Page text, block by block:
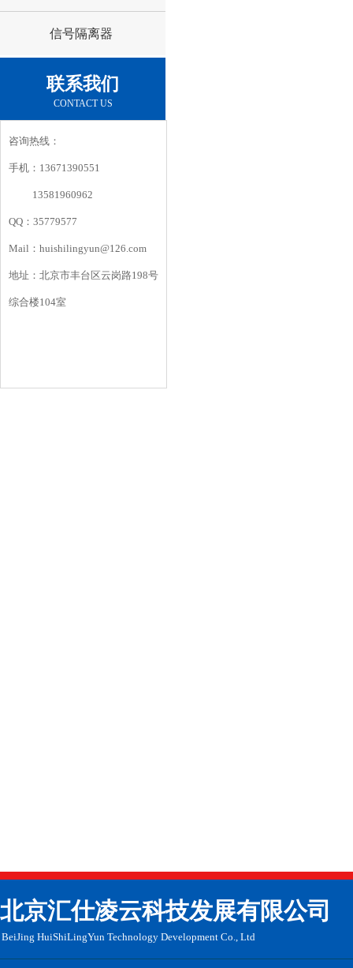
信号隔离器
联系我们
CONTACT US
咨询热线：
手机：13671390551
13581960962
QQ：35779577
Mail：huishilingyun@126.com
地址：北京市丰台区云岗路198号
综合楼104室
BeiJing HuiShiLingYun Technology Development Co., Ltd
​北京汇仕凌云科技发展有限公司